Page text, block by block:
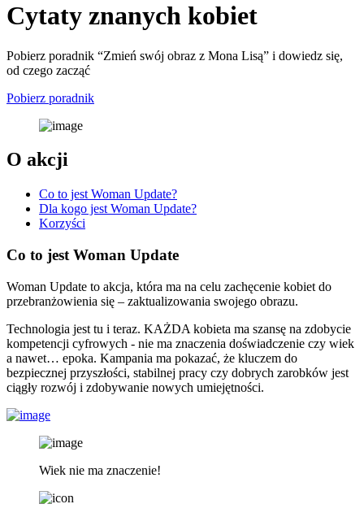
Cytaty znanych kobiet
Pobierz poradnik “Zmień swój obraz z Mona Lisą” i dowiedz się,
od czego zacząć
Pobierz poradnik
O akcji
Co to jest Woman Update?
Dla kogo jest Woman Update?
Korzyści
Co to jest Woman Update
Woman Update to akcja, która ma na celu zachęcenie kobiet do
przebranżowienia się – zaktualizowania swojego obrazu.
Technologia jest tu i teraz. KAŻDA kobieta ma szansę na zdobycie
kompetencji cyfrowych - nie ma znaczenia doświadczenie czy wiek
a nawet… epoka. Kampania ma pokazać, że kluczem do
bezpiecznej przyszłości, stabilnej pracy czy dobrych zarobków jest
ciągły rozwój i zdobywanie nowych umiejętności.
Wiek nie ma znaczenie!